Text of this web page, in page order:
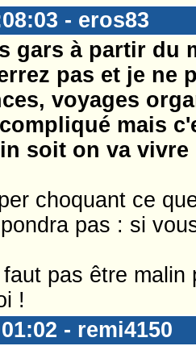
- eros83
gars à partir du
pas et je ne
voyages
mais
soit on va
choquant ce
pas : si
pas être
!
- remi4150